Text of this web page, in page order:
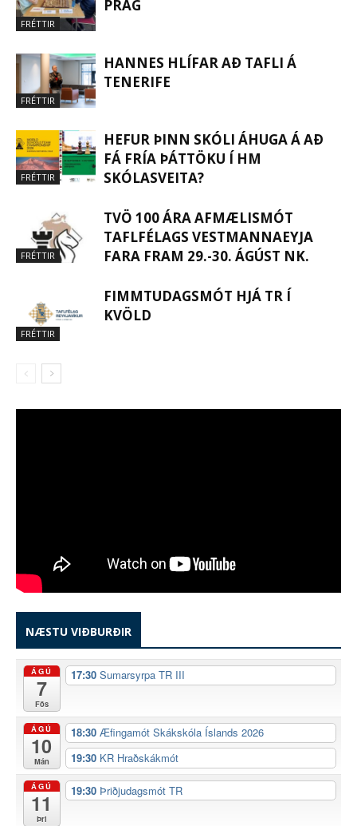
FRÉTTIR
PRAG
FRÉTTIR
HANNES HLÍFAR AÐ TAFLI Á
TENERIFE
FRÉTTIR
HEFUR ÞINN SKÓLI ÁHUGA Á AÐ
FÁ FRÍA ÞÁTTÖKU Í HM
SKÓLASVEITA?
FRÉTTIR
TVÖ 100 ÁRA AFMÆLISMÓT
TAFLFÉLAGS VESTMANNAEYJA
FARA FRAM 29.-30. ÁGÚST NK.
FRÉTTIR
FIMMTUDAGSMÓT HJÁ TR Í
KVÖLD
NÆSTU VIÐBURÐIR
ÁGÚ
7
Fös
17:30 Sumarsyrpa TR III
ÁGÚ
10
Mán
18:30 Æfingamót Skákskóla Íslands 2026
19:30 KR Hraðskákmót
ÁGÚ
11
Þri
19:30 Þriðjudagsmót TR